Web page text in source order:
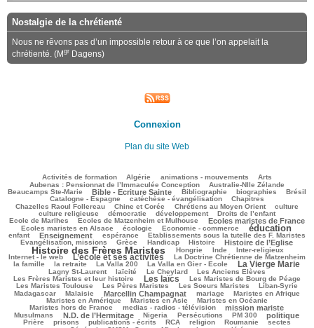
Nostalgie de la chrétienté
Nous ne rêvons pas d’un impossible retour à ce que l’on appelait la
chrétienté. (Mgr Dagens)
Connexion
Plan du site Web
Activités de formation Algérie animations - mouvements Arts
Aubenas : Pensionnat de l’Immaculée Conception
41/2140 Australie-Nlle Zélande
59/2140
Beaucamps Ste-Marie
520/2140 Bible - Ecriture Sainte
35/2140 Bibliographie
382/2140 biographies
119/2140 Brésil
434/2140
Catalogne - Espagne
catéchèse - évangélisation Chapitres
Chazelles Raoul Follereau
76/2140 Chine et Corée
138/2140 Chrétiens au Moyen Orient
352/2140 culture
33/2140
culture religieuse
démocratie développement Droits de l’enfant
Ecole de Marlhes
149/2140 Ecoles de Matzenheim et Mulhouse
615/2140 Ecoles maristes de France
164/2140
Ecoles maristes en Alsace
396/2140 écologie
83/2140 Economie - commerce
1121/2140 éducation
139/2140
enfant
566/2140 Enseignement
200/2140 espérance
35/2140 Etablissements sous la tutelle des F. Maristes
146/2140
Evangélisation, missions
360/2140 Grèce
74/2140 Handicap
164/2140 Histoire
472/2140 Histoire de l’Eglise
1348/2140
Histoire des Frères Maristes Hongrie Inde Inter-religieux
156/2140
Internet - le web
831/2140 L’école et ses activités
52/2140 La Doctrine Chrétienne de Matzenheim
316/2140
la famille
89/2140 la retraite
37/2140 La Valla 200
67/2140 La Valla en Gier - Ecole
786/2140 La Vierge Marie
288/2140
Lagny St-Laurent
laïcité Le Cheylard Les Anciens Elèves
Les Frères Maristes et leur histoire
918/2140 Les laïcs
419/2140 Les Maristes de Bourg de Péage
246/2140
Les Maristes Toulouse
292/2140 Les Pères Maristes
224/2140 Les Soeurs Maristes
83/2140 Liban-Syrie
96/2140
Madagascar
21/2140 Malaisie
693/2140 Marcellin Champagnat
53/2140 mariage
221/2140 Maristes en Afrique
175/2140
Maristes en Amérique
Maristes en Asie Maristes en Océanie
Maristes hors de France
244/2140 medias - radios - télévision
660/2140 mission mariste
51/2140
Musulmans
566/2140 N.D. de l’Hermitage
51/2140 Nigeria
126/2140 Persécutions
158/2140 PM 300
514/2140 politique
152/2140
Prière
112/2140 prisons
352/2140 publications - écrits
124/2140 RCA
197/2140 religion
22/2140 Roumanie
23/2140 sectes
28/2140